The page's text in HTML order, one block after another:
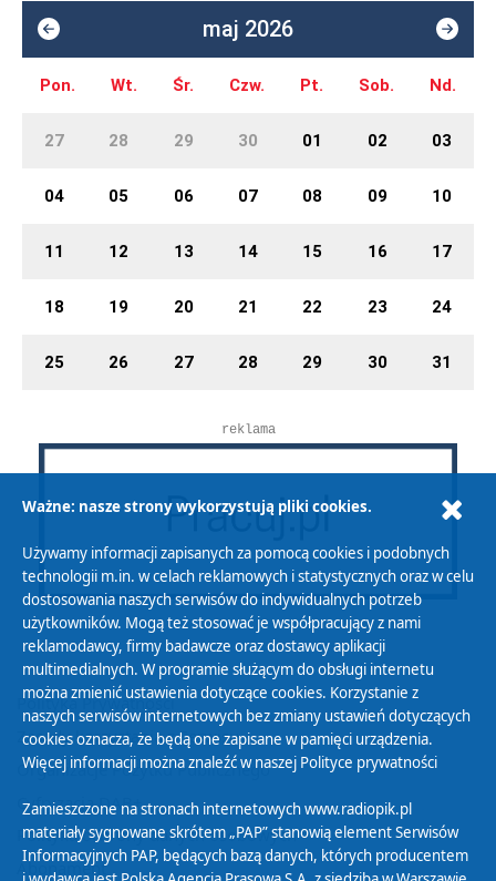
maj 2026
Pon. Wt. Śr. Czw. Pt. Sob. Nd.
27 28 29 30 01 02 03
04 05 06 07 08 09 10
11 12 13 14 15 16 17
18 19 20 21 22 23 24
25 26 27 28 29 30 31
reklama
Polityka Prywatności
Zasady korzystania z Serwisu
Organizacje Pożytku Publicznego
Cyfryzacja DAB+
Polityka ochrony danych osobowych
Abonament
Ważne: nasze strony wykorzystują pliki cookies.
Używamy informacji zapisanych za pomocą cookies i podobnych
technologii m.in. w celach reklamowych i statystycznych oraz w celu
dostosowania naszych serwisów do indywidualnych potrzeb
użytkowników. Mogą też stosować je współpracujący z nami
reklamodawcy, firmy badawcze oraz dostawcy aplikacji
multimedialnych. W programie służącym do obsługi internetu
można zmienić ustawienia dotyczące cookies. Korzystanie z
naszych serwisów internetowych bez zmiany ustawień dotyczących
cookies oznacza, że będą one zapisane w pamięci urządzenia.
Więcej informacji można znaleźć w naszej Polityce prywatności
Zamieszczone na stronach internetowych www.radiopik.pl
materiały sygnowane skrótem „PAP” stanowią element Serwisów
Informacyjnych PAP, będących bazą danych, których producentem